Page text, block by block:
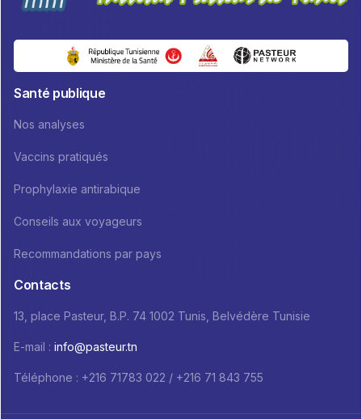
Santé publique
Nos analyses
Vaccins pratiqués
Prophylaxie antirabique
Conseils aux voyageurs
Recommandations par pays
Contacts
13, place Pasteur, B.P. 74 1002 Tunis, Belvédère Tunisie
E-mail : info@pasteur.tn
Téléphone : +216 71783 022 / +216 71 843 755